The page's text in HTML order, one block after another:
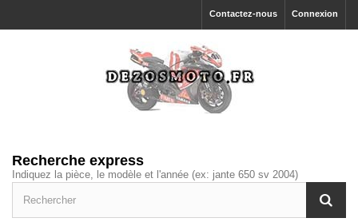
Connexion
Contactez-nous
Recherche express
Indiquez la pièce, le modèle et l'année (ex: jante 650 sv 2004)